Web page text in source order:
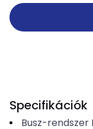
Specifikációk
Busz-rendszer